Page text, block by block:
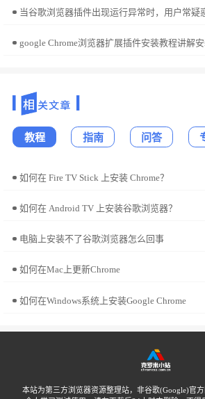
教程 指南 问答
如何在 Fire TV Stick 上安装 Chrome？
如何在 Android TV 上安装谷歌浏览器？
电脑上安装不了谷歌浏览器怎么回事
如何在Mac上更新Chrome
如何在Windows系统上安装Google Chrome
本站为第三方浏览器资源整理站，非谷歌(Google)官